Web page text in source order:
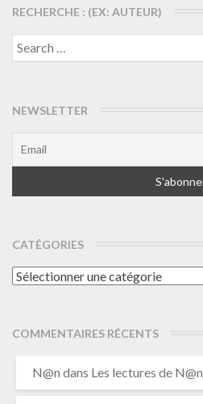
RECHERCHE : (EX: AUTEUR)
Search
for:
NEWSLETTER
CATÉGORIES
Catégories
COMMENTAIRES RÉCENTS
N@n dans Les lectures de N@n